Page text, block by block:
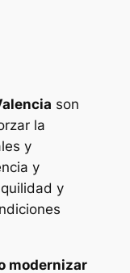
son
la
y
y
y
modernizar